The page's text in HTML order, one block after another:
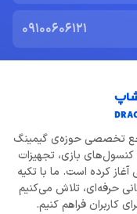
09100606121
یکی از مراجع تخصصی حوزه‌ی گیمینگ
بازی، تجهیزات
کرده است. ما با تکیه
حرفه‌ای، تلاش می‌کنیم
کاربران فراهم کنیم.